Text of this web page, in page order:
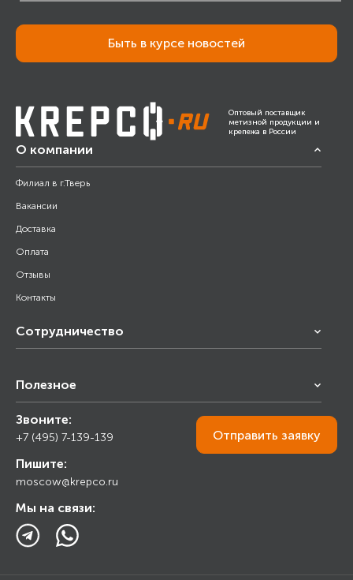
Быть в курсе новостей
Оптовый поставщик
метизной продукции и
крепежа в России
О компании
Филиал в г.Тверь
Вакансии
Доставка
Оплата
Отзывы
Контакты
Сотрудничество
Снабжение строительства
Торговым организациям
Полезное
Калькулятор
Прайс лист
Ответы на вопросы
Блог
Звоните:
+7 (495) 7-139-139
Пишите:
moscow@krepco.ru
Мы на связи:
Отправить заявку